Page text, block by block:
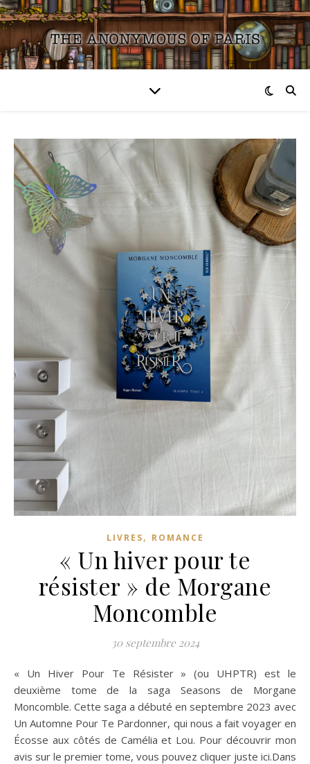
LIVRES, ROMANCE
« Un hiver pour te
résister » de Morgane
Moncomble
30 septembre 2024
« Un Hiver Pour Te Résister » (ou UHPTR) est le
deuxième tome de la saga Seasons de Morgane
Moncomble. Cette saga a débuté en septembre 2023 avec
Un Automne Pour Te Pardonner, qui nous a fait voyager en
Écosse aux côtés de Camélia et Lou. Pour découvrir mon
avis sur le premier tome, vous pouvez cliquer juste ici.Dans